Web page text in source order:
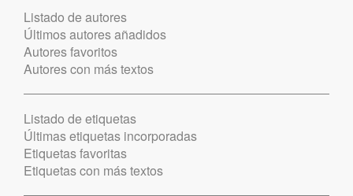
Listado de autores
Últimos autores añadidos
Autores favoritos
Autores con más textos
Listado de etiquetas
Últimas etiquetas incorporadas
Etiquetas favoritas
Etiquetas con más textos